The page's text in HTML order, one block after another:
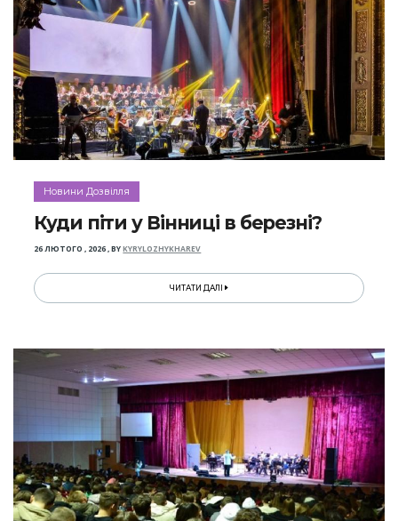
Новини Дозвілля
Куди піти у Вінниці в березні?
26 ЛЮТОГО , 2026,BYKYRYLOZHYKHAREV
ЧИТАТИ ДАЛІ